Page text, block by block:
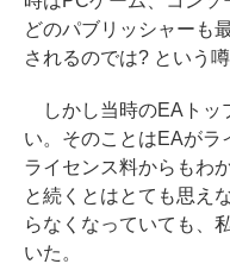
どのパブリッシャーも
されるのでは? という
しかし当時のEAトッ
い。そのことはEAがラ
ライセンス料からもわ
と続くとはとても思え
らなくなっていても、
いた。